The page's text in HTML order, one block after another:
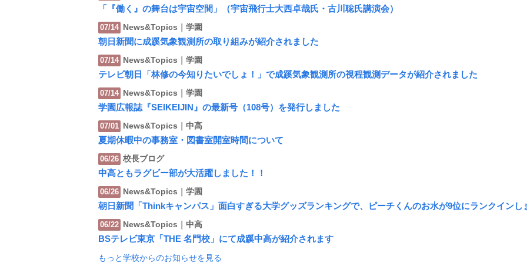
「『働く』の舞台は宇宙空間」（宇宙飛行士大西卓哉氏・古川聡氏講演会）
07/14 News&Topics｜学園
朝日新聞に成蹊気象観測所の取り組みが紹介されました
07/14 News&Topics｜学園
テレビ朝日「林修の今知りたいでしょ！」で成蹊気象観測所の視程観測データが紹介されました
07/14 News&Topics｜学園
学園広報誌『SEIKEIJIN』の最新号（108号）を発行しました
07/01 News&Topics｜中高
夏期休暇中の事務室・図書室開室時間について
06/26 校長ブログ
中高ともラグビー部が大活躍しました！！
06/26 News&Topics｜学園
朝日新聞「Thinkキャンパス」面白すぎる大学グッズランキングで、ピーチくんのお水が9位にランクインし
06/22 News&Topics｜中高
BSテレビ東京「THE 名門校」にて成蹊中高が紹介されます
もっと学校からのお知らせを見る